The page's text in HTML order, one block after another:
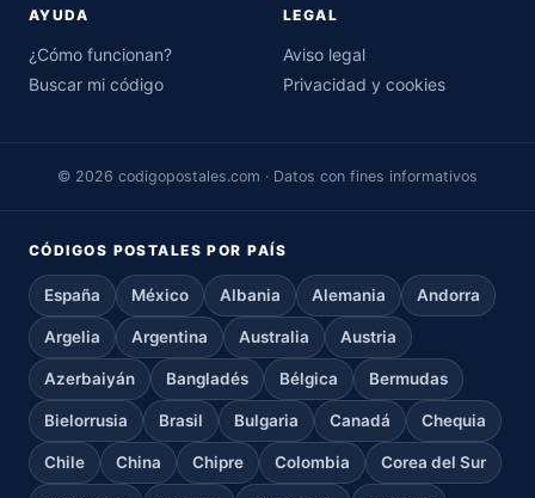
AYUDA
¿Cómo funcionan?
Buscar mi código
LEGAL
Aviso legal
Privacidad y cookies
© 2026 codigopostales.com · Datos con fines informativos
CÓDIGOS POSTALES POR PAÍS
España México Albania Alemania Andorra
Argelia Argentina Australia Austria
Azerbaiyán Bangladés Bélgica Bermudas
Bielorrusia Brasil Bulgaria Canadá Chequia
Chile China Chipre Colombia Corea del Sur